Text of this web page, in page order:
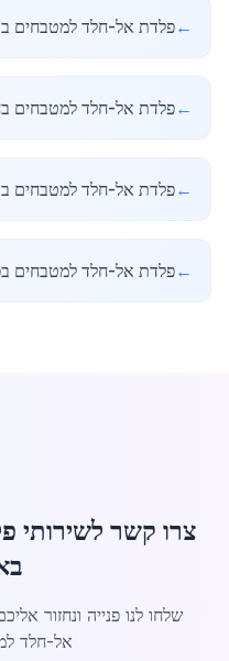
←פלדת אל-חלד למטבחים
←פלדת אל-חלד למטבחים
←פלדת אל-חלד למטבחים
←פלדת אל-חלד למטבחים
צרו קשר לשירותי
שלחו לנו פנייה ונחזור
אל-חלד